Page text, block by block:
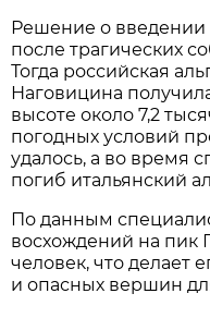
Решение о
после трагических
Тогда российская
Наговицина
высоте около 7,2
погодных условий
удалось, а во время
погиб итальянский
По данным
восхождений на пик
человек, что делает
и опасных вершин